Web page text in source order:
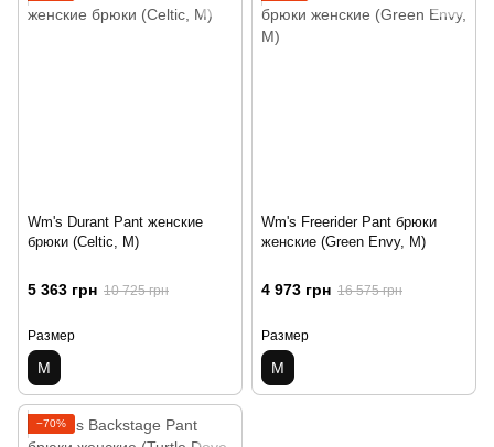
Wm's Durant Pant женские
брюки (Celtic, M)
5 363 грн 10 725 грн
Размер
M
Wm's Freerider Pant брюки
женские (Green Envy, M)
4 973 грн 16 575 грн
Размер
M
−70%